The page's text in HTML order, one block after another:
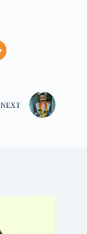
NEXT